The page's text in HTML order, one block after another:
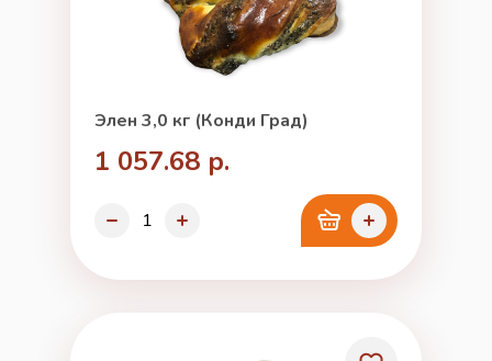
Элен 3,0 кг (Конди Град)
1 057.68 р.